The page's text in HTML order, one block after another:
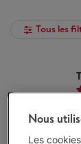
Tous les
Nous
Les